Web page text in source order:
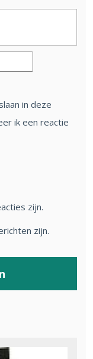
in deze
ik een reactie
zijn.
zijn.